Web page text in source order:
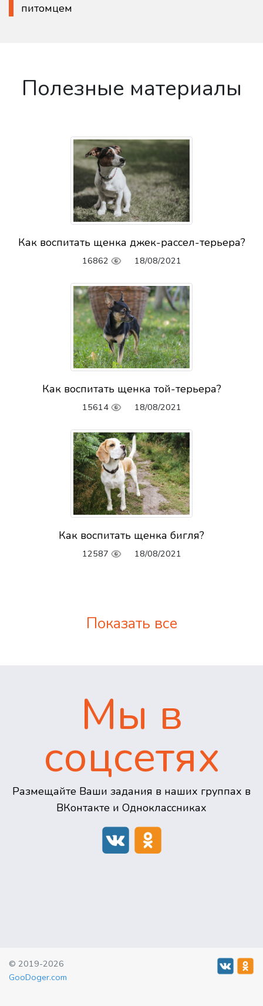
питомцем
Полезные материалы
Как воспитать щенка джек-рассел-терьера?
16862 18/08/2021
Как воспитать щенка той-терьера?
15614 18/08/2021
Как воспитать щенка бигля?
12587 18/08/2021
Показать все
Мы в
соцсетях
Размещайте Ваши задания в наших группах в
ВКонтакте и Одноклассниках
© 2019-2026
GooDoger.com